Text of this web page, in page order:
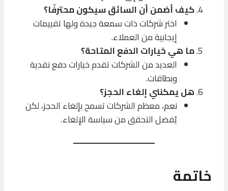
كيف أضمن أن السائق سيكون محترفًا؟
اختر شركات ذات سمعة جيدة ولها تقييمات
إيجابية من العملاء.
ما هي خيارات الدفع المتاحة؟
العديد من الشركات تقدم خيارات دفع نقدية
وبطاقات.
هل يمكنني إلغاء الحجز؟
نعم، معظم الشركات تسمح بإلغاء الحجز، لكن
يُفضل التحقق من سياسة الإلغاء.
خاتمة